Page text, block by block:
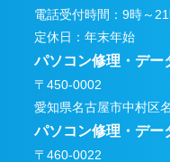
電話受付時間：9時～
定休日：年末年始
パソコン修理・デー
〒450-0002
愛知県名古屋市中村区
パソコン修理・デー
〒460-0022